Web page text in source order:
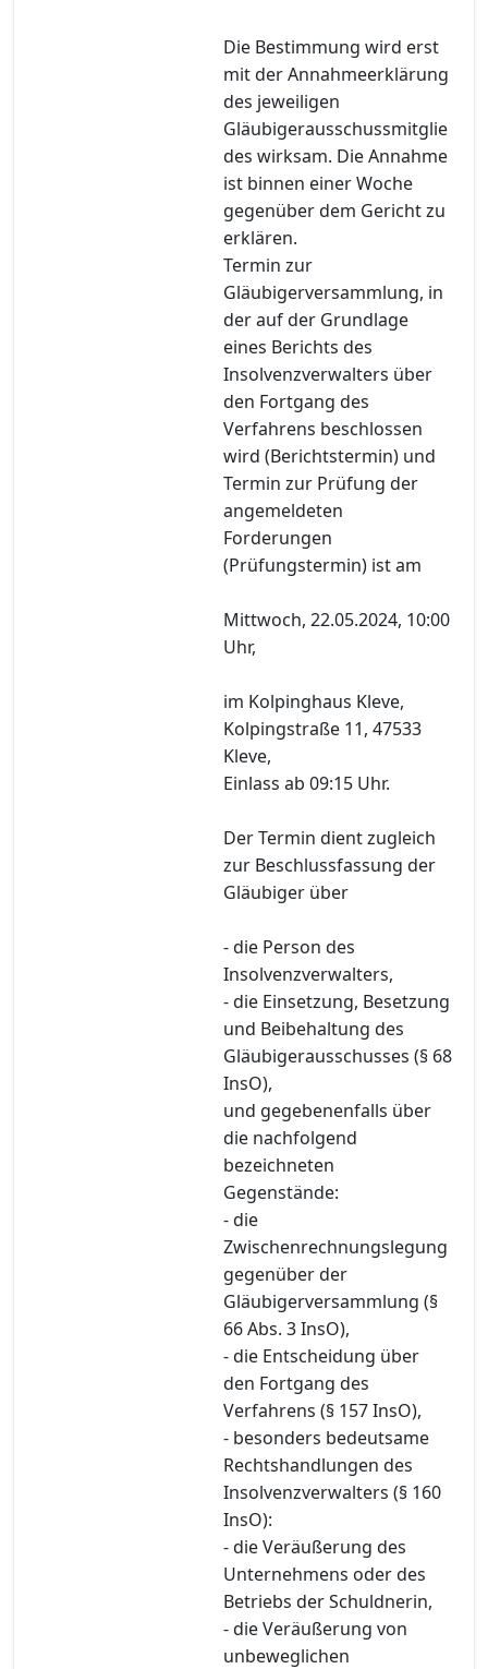
Die Bestimmung wird erst
mit der Annahmeerklärung
des jeweiligen
Gläubigerausschussmitglie
des wirksam. Die Annahme
ist binnen einer Woche
gegenüber dem Gericht zu
erklären.
Termin zur
Gläubigerversammlung, in
der auf der Grundlage
eines Berichts des
Insolvenzverwalters über
den Fortgang des
Verfahrens beschlossen
wird (Berichtstermin) und
Termin zur Prüfung der
angemeldeten
Forderungen
(Prüfungstermin) ist am
Mittwoch, 22.05.2024, 10:00
Uhr,
im Kolpinghaus Kleve,
Kolpingstraße 11, 47533
Kleve,
Einlass ab 09:15 Uhr.
Der Termin dient zugleich
zur Beschlussfassung der
Gläubiger über
- die Person des
Insolvenzverwalters,
- die Einsetzung, Besetzung
und Beibehaltung des
Gläubigerausschusses (§ 68
InsO),
und gegebenenfalls über
die nachfolgend
bezeichneten
Gegenstände:
- die
Zwischenrechnungslegung
gegenüber der
Gläubigerversammlung (§
66 Abs. 3 InsO),
- die Entscheidung über
den Fortgang des
Verfahrens (§ 157 InsO),
- besonders bedeutsame
Rechtshandlungen des
Insolvenzverwalters (§ 160
InsO):
- die Veräußerung des
Unternehmens oder des
Betriebs der Schuldnerin,
- die Veräußerung von
unbeweglichen